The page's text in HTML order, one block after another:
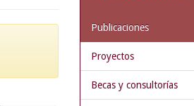
Publicaciones
Proyectos
Becas y consultorías